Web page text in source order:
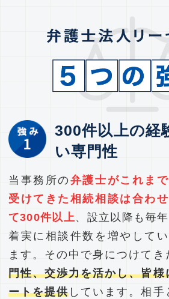
300件以上の経
い専門性
当事務所の弁護士がこれまで
受けてきた相続相談は合わせ
て300件以上、設立以降も毎年
着実に相談件数を増やしてい
ます。その中で身につけてき
門性、交渉力を活かし、皆
ートを提供しています。相手